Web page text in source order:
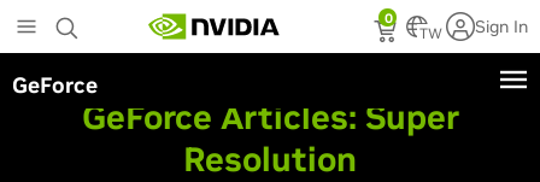
to
main
content
0
TW Sign In
GeForce
GeForce Articles: Super
Resolution